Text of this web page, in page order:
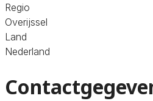
Regio
Overijssel
Land
Nederland